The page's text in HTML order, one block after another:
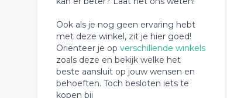
Ook als je nog geen ervaring hebt
met deze winkel, zit je hier goed!
Oriënteer je op verschillende winkels
zoals deze en bekijk welke het
beste aansluit op jouw wensen en
behoeften. Toch besloten iets te
kopen bij